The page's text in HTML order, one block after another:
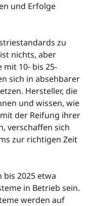
und Erfolge
zu
nichts, aber
10- bis 25-
sich in absehbarer
Hersteller, die
und wissen, wie
der Reifung ihrer
verschaffen sich
zur richtigen Zeit
2025 etwa
in Betrieb sein.
werden auf